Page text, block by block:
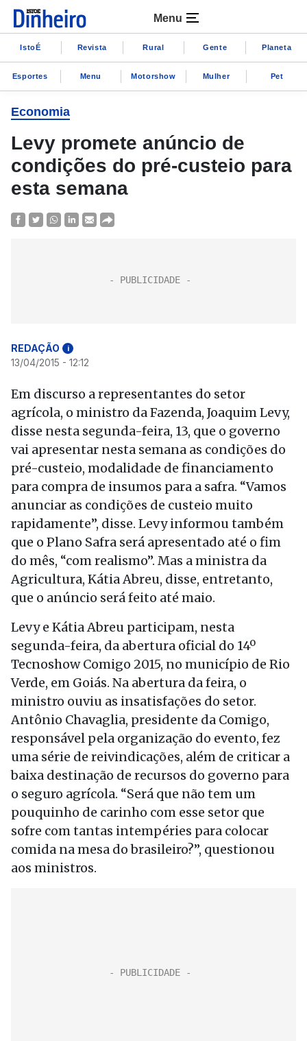
Menu
IstoÉ Revista Rural Gente Planeta
Esportes Menu Motorshow Mulher Pet
Economia
Levy promete anúncio de
condições do pré-custeio para
esta semana
REDAÇÃO i
13/04/2015 - 12:12
Em discurso a representantes do setor
agrícola, o ministro da Fazenda, Joaquim Levy,
disse nesta segunda-feira, 13, que o governo
vai apresentar nesta semana as condições do
pré-custeio, modalidade de financiamento
para compra de insumos para a safra. “Vamos
anunciar as condições de custeio muito
rapidamente”, disse. Levy informou também
que o Plano Safra será apresentado até o fim
do mês, “com realismo”. Mas a ministra da
Agricultura, Kátia Abreu, disse, entretanto,
que o anúncio será feito até maio.
Levy e Kátia Abreu participam, nesta
segunda-feira, da abertura oficial do 14º
Tecnoshow Comigo 2015, no município de Rio
Verde, em Goiás. Na abertura da feira, o
ministro ouviu as insatisfações do setor.
Antônio Chavaglia, presidente da Comigo,
responsável pela organização do evento, fez
uma série de reivindicações, além de criticar a
baixa destinação de recursos do governo para
o seguro agrícola. “Será que não tem um
pouquinho de carinho com esse setor que
sofre com tantas intempéries para colocar
comida na mesa do brasileiro?”, questionou
aos ministros.